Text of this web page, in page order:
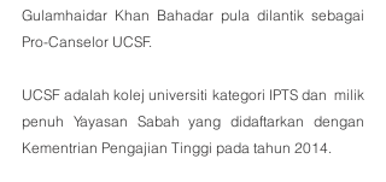
Gulamhaidar Khan Bahadar pula dilantik sebagai
Pro-Canselor UCSF.
UCSF adalah kolej universiti kategori IPTS dan  milik
penuh Yayasan Sabah yang didaftarkan dengan
Kementrian Pengajian Tinggi pada tahun 2014.